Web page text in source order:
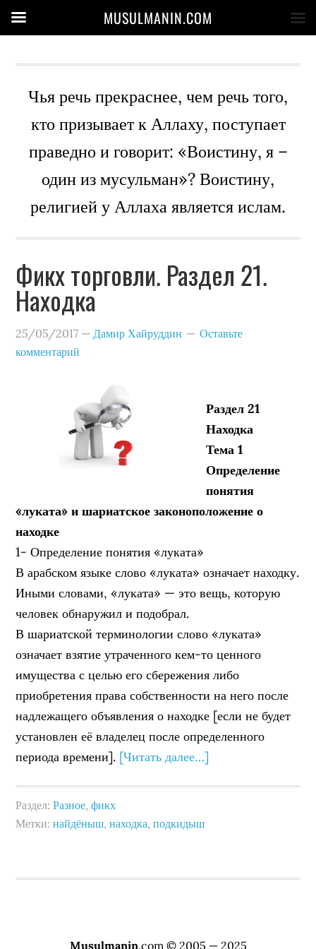
Чья речь прекраснее, чем речь того,
кто призывает к Аллаху, поступает
праведно и говорит: «Воистину, я –
один из мусульман»? Воистину,
религией у Аллаха является ислам.
Фикх торговли. Раздел 21.
Находка
25/05/2017 —Дамир Хайруддин
Оставьте
комментарий
Раздел 21
Находка
Тема 1
Определение
понятия
«луката» и шариатское законоположение о
находке
1- Определение понятия «луката»
В арабском языке слово «луката» означает находку.
Иными словами, «луката» — это вещь, которую
человек обнаружил и подобрал.
В шариатской терминологии слово «луката»
означает взятие утраченного кем-то ценного
имущества с целью его сбережения либо
приобретения права собственности на него после
надлежащего объявления о находке [если не будет
установлен её владелец после определенного
периода времени]. [Читать далее…]
Раздел:Разное,фикх
Метки:найдёныш,находка,подкидыш
Musulmanin.com © 2005 — 2025
MUSULMANIN.COM